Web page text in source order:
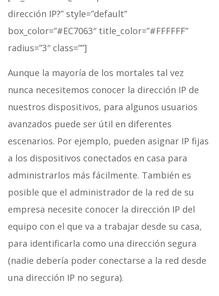
dirección IP?” style=”default”
box_color=”#EC7063″ title_color=”#FFFFFF”
radius=”3″ class=””]
Aunque la mayoría de los mortales tal vez
nunca necesitemos conocer la dirección IP de
nuestros dispositivos, para algunos usuarios
avanzados puede ser útil en diferentes
escenarios. Por ejemplo, pueden asignar IP fijas
a los dispositivos conectados en casa para
administrarlos más fácilmente. También es
posible que el administrador de la red de su
empresa necesite conocer la dirección IP del
equipo con el que va a trabajar desde su casa,
para identificarla como una dirección segura
(nadie debería poder conectarse a la red desde
una dirección IP no segura).